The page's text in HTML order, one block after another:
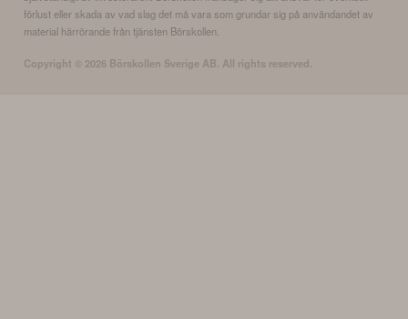
förlust eller skada av vad slag det må vara som grundar sig på användandet av
material härrörande från tjänsten Börskollen.
Copyright © 2026 Börskollen Sverige AB. All rights reserved.